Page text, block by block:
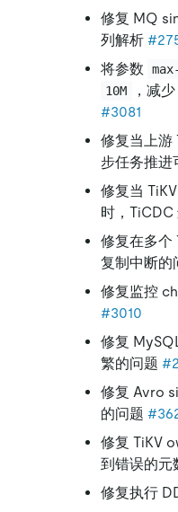
修复 MQ
列解析
将参数
10M
，减
#3081
修复当上游
步任务推进
修复当
时，TiCDC
修复在多个
复制中断的
修复监控
#3010
修复
繁的问题
修复 Avro
的问题
修复 TiKV
到错误的元
修复执行